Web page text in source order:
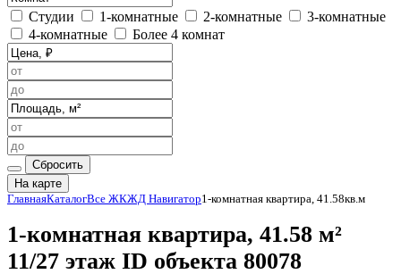
Студии 1-комнатные 2-комнатные
3-комнатные
4-комнатные
Более 4 комнат
Сбросить
На карте